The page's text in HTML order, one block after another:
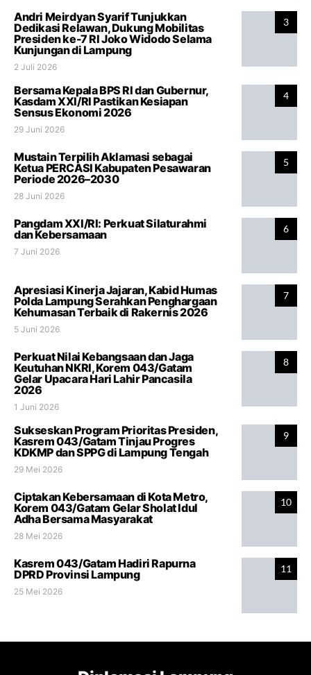
3
Andri Meirdyan Syarif Tunjukkan
Dedikasi Relawan, Dukung Mobilitas
Presiden ke-7 RI Joko Widodo Selama
Kunjungan di Lampung
2 Juli 2026
4
Bersama Kepala BPS RI dan Gubernur,
Kasdam XXI/RI Pastikan Kesiapan
Sensus Ekonomi 2026
29 Juni 2026
5
Mustain Terpilih Aklamasi sebagai
Ketua PERCASI Kabupaten Pesawaran
Periode 2026–2030
28 Juni 2026
6
Pangdam XXI/RI: Perkuat Silaturahmi
dan Kebersamaan
7 Juni 2026
7
Apresiasi Kinerja Jajaran, Kabid Humas
Polda Lampung Serahkan Penghargaan
Kehumasan Terbaik di Rakernis 2026
5 Juni 2026
8
Perkuat Nilai Kebangsaan dan Jaga
Keutuhan NKRI, Korem 043/Gatam
Gelar Upacara Hari Lahir Pancasila
2026
1 Juni 2026
9
Sukseskan Program Prioritas Presiden,
Kasrem 043/Gatam Tinjau Progres
KDKMP dan SPPG di Lampung Tengah
29 Mei 2026
10
Ciptakan Kebersamaan di Kota Metro,
Korem 043/Gatam Gelar Sholat Idul
Adha Bersama Masyarakat
28 Mei 2026
11
Kasrem 043/Gatam Hadiri Rapurna
DPRD Provinsi Lampung
25 Mei 2026